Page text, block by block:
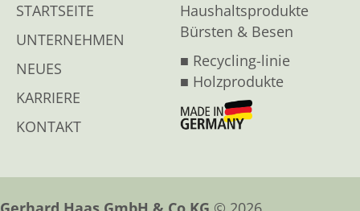
STARTSEITE
UNTERNEHMEN
NEUES
KARRIERE
KONTAKT
Haushaltsprodukte
Bürsten & Besen
■ Recycling-linie
■ Holzprodukte